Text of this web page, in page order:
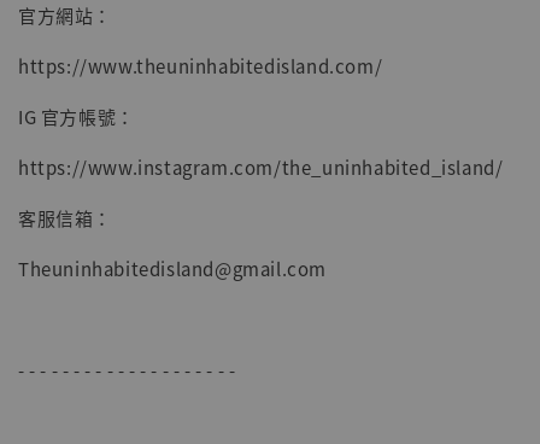
官方網站：
https://www.theuninhabitedisland.com/
IG 官方帳號：
https://www.instagram.com/the_uninhabited_island/
客服信箱：
Theuninhabitedisland@gmail.com
- - - - - - - - - - - - - - - - - - - -